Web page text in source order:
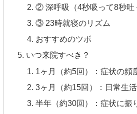
② 深呼吸（4秒吸って8秒吐
③ 23時就寝のリズム
おすすめのツボ
いつ来院すべき？
1ヶ月（約5回）：症状の頻
3ヶ月（約15回）：日常生
半年（約30回）：症状に振